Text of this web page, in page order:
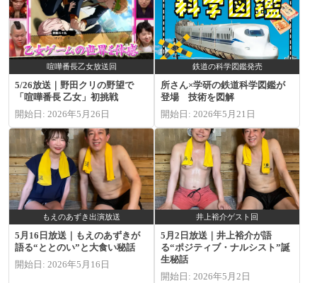
喧嘩番長乙女放送回
5/26放送｜野田クリの野望で
「喧嘩番長 乙女」初挑戦
開始日: 2026年5月26日
鉄道の科学図鑑発売
所さん×学研の鉄道科学図鑑が
登場 技術を図解
開始日: 2026年5月21日
もえのあずき出演放送
5月16日放送｜もえのあずきが
語る“ととのい”と大食い秘話
開始日: 2026年5月16日
井上裕介ゲスト回
5月2日放送｜井上裕介が語
る“ポジティブ・ナルシスト”誕
生秘話
開始日: 2026年5月2日